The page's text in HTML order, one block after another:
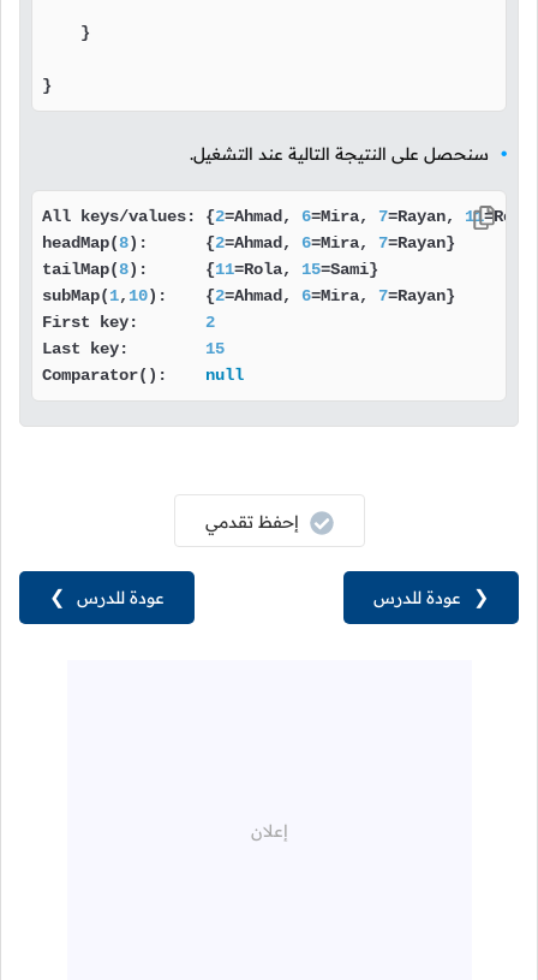
    }
}
سنحصل على النتيجة التالية عند التشغيل.
All keys/values: {2=Ahmad, 6=Mira, 7=Rayan, 11
headMap(8):      {2=Ahmad, 6=Mira, 7=Rayan}
tailMap(8):      {11=Rola, 15=Sami}
subMap(1, 10):    {2=Ahmad, 6=Mira, 7=Rayan}
First key: 2
Last key: 15
Comparator(): null
عودة للدرس ❯
إحفظ تقدمي
❮ عودة للدرس